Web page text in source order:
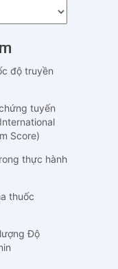
độ truyền
tuyến
Score)
thực hành
thuốc
Độ